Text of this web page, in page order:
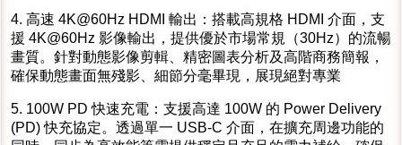
4. 高速 4K@60Hz HDMI 輸出：搭載高規格 HDMI 介面，支
援 4K@60Hz 影像輸出，提供優於市場常規（30Hz）的流暢
畫質。針對動態影像剪輯、精密圖表分析及高階商務簡報，
確保動態畫面無殘影、細節分毫畢現，展現絕對專業
5. 100W PD 快速充電：支援高達 100W 的 Power Delivery
(PD) 快充協定。透過單一 USB-C 介面，在擴充周邊功能的